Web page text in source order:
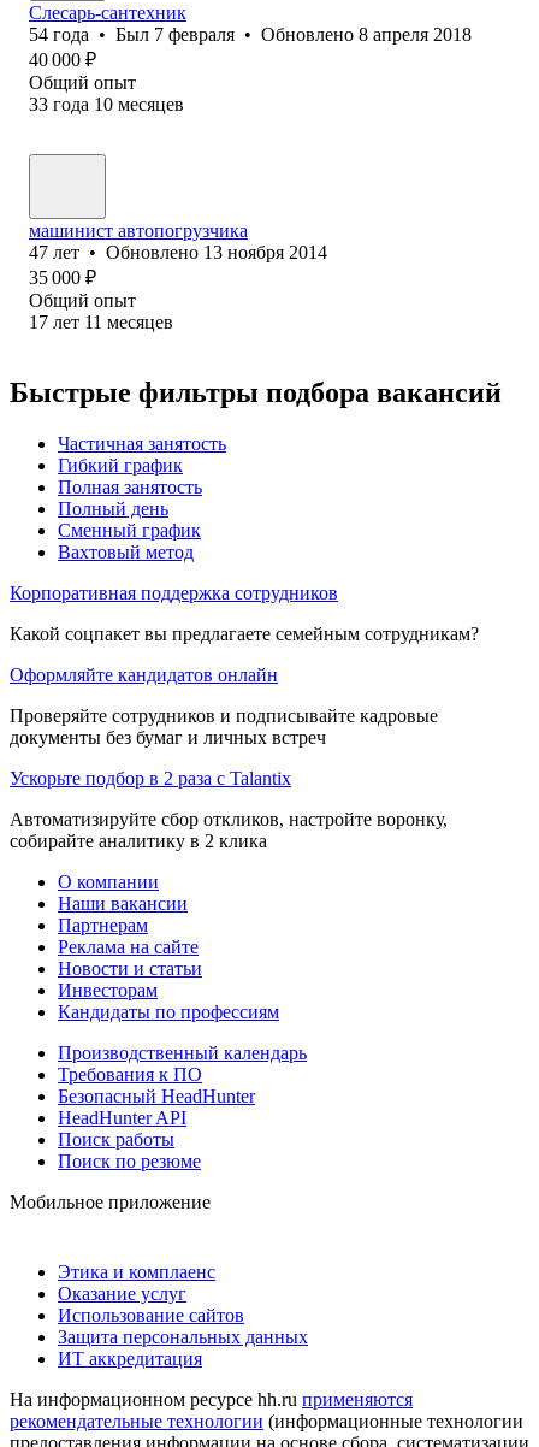
Слесарь-сантехник
54 года • Был 7 февраля • Обновлено 8 апреля 2018
40 000 ₽
Общий опыт
33 года 10 месяцев
машинист автопогрузчика
47 лет • Обновлено 13 ноября 2014
35 000 ₽
Общий опыт
17 лет 11 месяцев
Быстрые фильтры подбора вакансий
Частичная занятость
Гибкий график
Полная занятость
Полный день
Сменный график
Вахтовый метод
Корпоративная поддержка сотрудников
Какой соцпакет вы предлагаете семейным сотрудникам?
Оформляйте кандидатов онлайн
Проверяйте сотрудников и подписывайте кадровые
документы без бумаг и личных встреч
Ускорьте подбор в 2 раза с Talantix
Автоматизируйте сбор откликов, настройте воронку,
собирайте аналитику в 2 клика
О компании
Наши вакансии
Партнерам
Реклама на сайте
Новости и статьи
Инвесторам
Кандидаты по профессиям
Производственный календарь
Требования к ПО
Безопасный HeadHunter
HeadHunter API
Поиск работы
Поиск по резюме
Мобильное приложение
Этика и комплаенс
Оказание услуг
Использование сайтов
Защита персональных данных
ИТ аккредитация
На информационном ресурсе hh.ru применяются
рекомендательные технологии (информационные технологии
предоставления информации на основе сбора, систематизации